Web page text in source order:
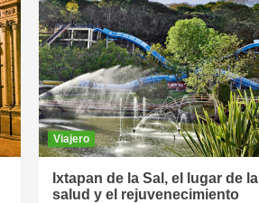
Viajero
Ixtapan de la Sal, el lugar de la
salud y el rejuvenecimiento